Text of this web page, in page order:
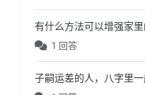
有什么方法可以增强家里
1 回答
子嗣运差的人，八字里一